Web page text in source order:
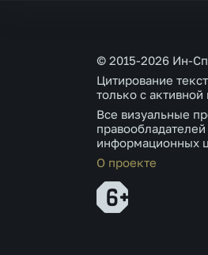
© 2015-2026 Ин-
Цитирование
только с
Все визуальные
информационных
О проекте